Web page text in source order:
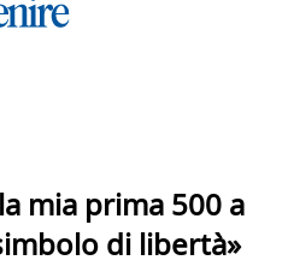
mia prima 500 a
di libertà»